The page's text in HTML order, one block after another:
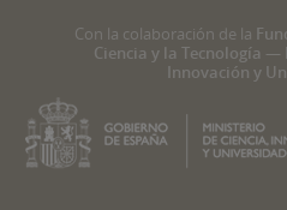
Con la colaboración de la
Ciencia y la Tecnología
Innovación y